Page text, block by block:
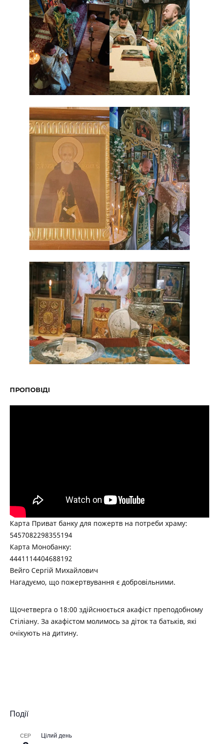
ПРОПОВІДІ
Карта Приват банку для пожертв на потреби храму:
5457082298355194
Карта Монобанку:
4441114404688192
Вейго Сергій Михайлович
Нагадуємо, що пожертвування є добровільними.
Щочетверга о 18:00 здійснюється акафіст преподобному
Стіліану. За акафістом молимось за діток та батьків, які
очікують на дитину.
Події
СЕР Цілий день